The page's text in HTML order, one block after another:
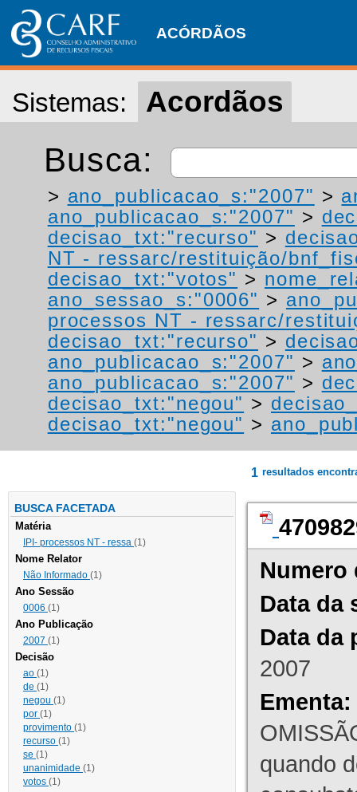
ACÓRDÃOS
Sistemas: Acordãos
Busca:
> ano_publicacao_s:"2007" >
ano_publicacao_s:"2007" >
decisao_txt:"recurso" >
NT - ressarc/restituição/
decisao_txt:"votos" >
ano_sessao_s:"0006" >
processos NT - ressarc/
decisao_txt:"recurso" >
ano_publicacao_s:"2007" >
ano_publicacao_s:"2007" >
decisao_txt:"negou" >
decisao_txt:"negou" >
BUSCA FACETADA
Matéria
IPI- processos NT - ressa (1)
Nome Relator
Não Informado (1)
Ano Sessão
0006 (1)
Ano Publicação
2007 (1)
Decisão
ao (1)
de (1)
negou (1)
por (1)
provimento (1)
recurso (1)
se (1)
unanimidade (1)
votos (1)
1 resultados
Numero
Data da
Data da
2007
Ementa:
quando